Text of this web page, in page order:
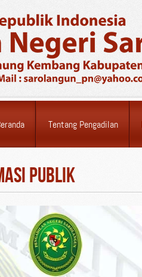
Tentang Pengadilan
Publik